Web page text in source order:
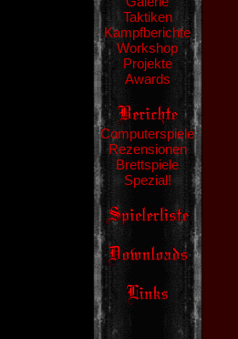
Taktiken
Kampfberichte
Workshop
Projekte
Awards
Computerspiele
Rezensionen
Brettspiele
Spezial!